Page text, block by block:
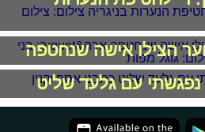
הצילו אישה שנחטפה
נפגשתי עם גלעד שליט